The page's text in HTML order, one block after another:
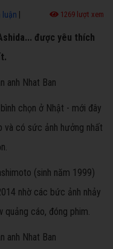
luận 1269 lượt xem
được yêu thích
chọn ở Nhật - mới đây
và có sức ảnh hưởng nhất
(sinh năm 1999)
nhờ các bức ảnh nhảy
quảng cáo, đóng phim.